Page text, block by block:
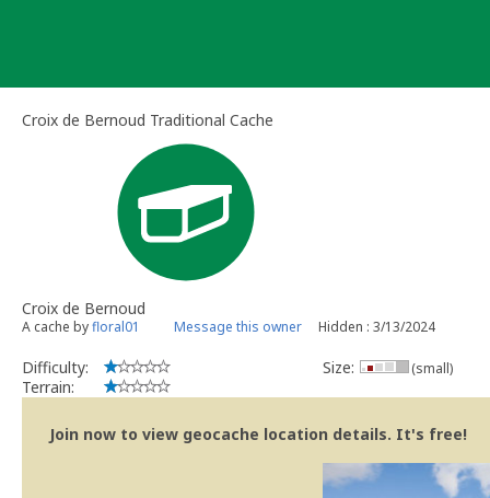
Croix de Bernoud Traditional Cache
Croix de Bernoud
A cache byfloral01 Message this owner Hidden : 3/13/2024
Difficulty:
Terrain:
Size: (small)
Join now to view geocache location details. It's free!